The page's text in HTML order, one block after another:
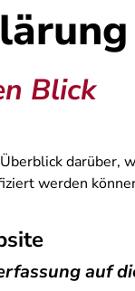
Blick
darüber,
werden
auf